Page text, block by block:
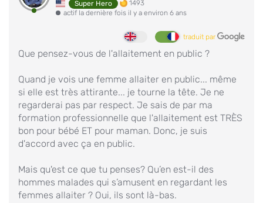
Super Hero
1493
actif la dernière fois il y a environ 6 ans
traduit par
Que pensez-vous de l'allaitement en public ?
Quand je vois une femme allaiter en public... même
si elle est très attirante... je tourne la tête. Je ne
regarderai pas par respect. Je sais de par ma
formation professionnelle que l'allaitement est TRÈS
bon pour bébé ET pour maman. Donc, je suis
d'accord avec ça en public.
Mais qu'est ce que tu penses? Qu’en est-il des
hommes malades qui s’amusent en regardant les
femmes allaiter ? Oui, ils sont là-bas.